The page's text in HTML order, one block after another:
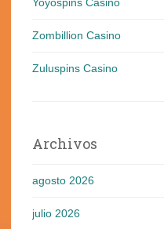
Yoyospins Casino
Zombillion Casino
Zuluspins Casino
Archivos
agosto 2026
julio 2026